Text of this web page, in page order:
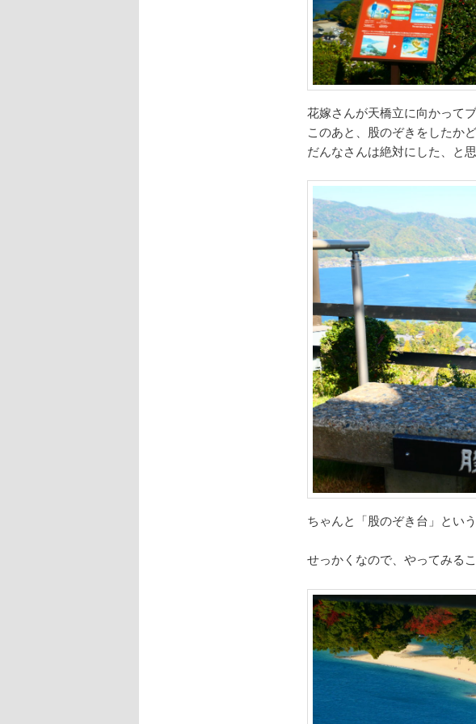
花嫁さんが天橋立に向かって
このあと、股のぞきをしたか
だんなさんは絶対にした、と思
ちゃんと「股のぞき台」という
せっかくなので、やってみるこ